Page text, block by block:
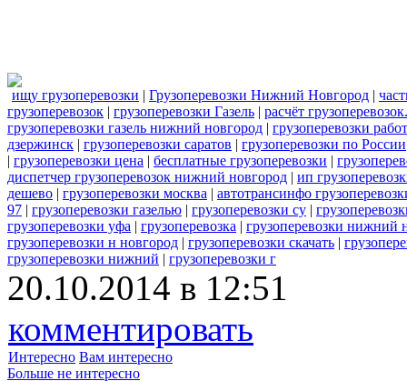
ищу грузоперевозки | Грузоперевозки Нижний Новгород |
грузоперевозок | грузоперевозки Газель | расчёт грузоперевозок.
грузоперевозки газель нижний новгород | грузоперевозки
дзержинск | грузоперевозки саратов | грузоперевозки по России
| грузоперевозки цена | бесплатные грузоперевозки |
диспетчер грузоперевозок нижний новгород | ип
дешево | грузоперевозки москва | автотрансинфо
97 | грузоперевозки газелью | грузоперевозки су |
грузоперевозки уфа | грузоперевозка | грузоперевозки нижний
грузоперевозки н новгород | грузоперевозки скачать |
грузоперевозки нижний | грузоперевозки г
20.10.2014 в 12:51
комментировать
Интересно Вам интересно
Больше не интересно